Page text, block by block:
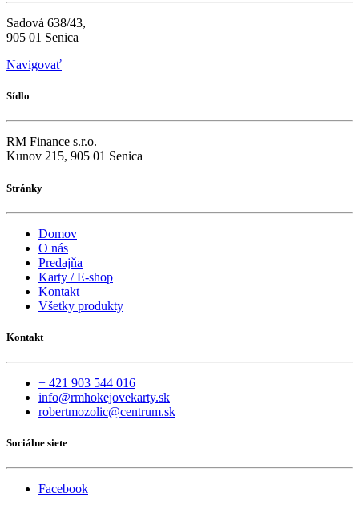
Sadová 638/43,
905 01 Senica
Navigovať
Sídlo
RM Finance s.r.o.
Kunov 215, 905 01 Senica
Stránky
Domov
O nás
Predajňa
Karty / E-shop
Kontakt
Všetky produkty
Kontakt
+ 421 903 544 016
info@rmhokejovekarty.sk
robertmozolic@centrum.sk
Sociálne siete
Facebook